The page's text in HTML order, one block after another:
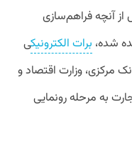
از آنچه فراهم‌سازی
شده، برات الکترونیکی
مرکزی، وزارت اقتصاد و
به مرحله رونمایی